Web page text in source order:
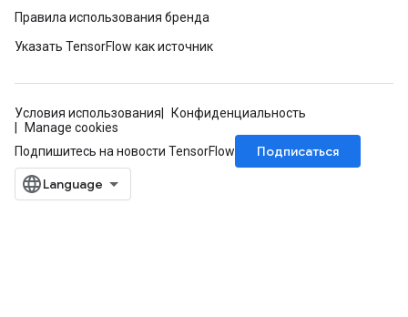
Правила использования бренда
Указать TensorFlow как источник
Условия использования
Конфиденциальность
Manage cookies
Подпишитесь на новости TensorFlow
Подписаться